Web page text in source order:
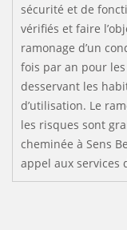
sécurité et de
vérifiés et faire
ramonage d’un
fois par an pour
desservant les
d’utilisation. Le
les risques sont
cheminée à Sens
appel aux services